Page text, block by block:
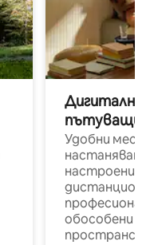
Дигитални
пътуващи
Удобни
настаняване
настроени и
обособени